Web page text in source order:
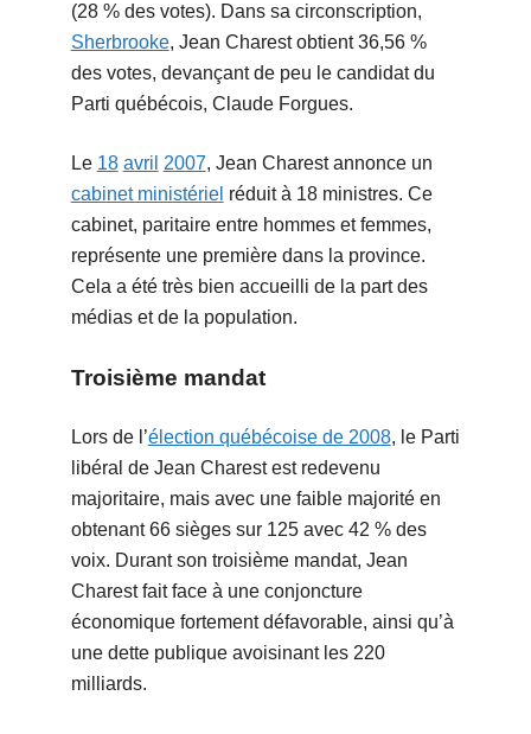
(28 % des votes). Dans sa circonscription,
Sherbrooke, Jean Charest obtient 36,56 %
des votes, devançant de peu le candidat du
Parti québécois, Claude Forgues.
Le 18 avril 2007, Jean Charest annonce un
cabinet ministériel réduit à 18 ministres. Ce
cabinet, paritaire entre hommes et femmes,
représente une première dans la province.
Cela a été très bien accueilli de la part des
médias et de la population.
Troisième mandat
Lors de l’élection québécoise de 2008, le Parti
libéral de Jean Charest est redevenu
majoritaire, mais avec une faible majorité en
obtenant 66 sièges sur 125 avec 42 % des
voix. Durant son troisième mandat, Jean
Charest fait face à une conjoncture
économique fortement défavorable, ainsi qu’à
une dette publique avoisinant les 220
milliards.